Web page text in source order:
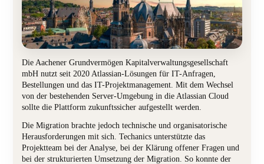
Die Aachener Grundvermögen Kapitalverwaltungsgesellschaft
mbH nutzt seit 2020 Atlassian-Lösungen für IT-Anfragen,
Bestellungen und das IT-Projektmanagement. Mit dem Wechsel
von der bestehenden Server-Umgebung in die Atlassian Cloud
sollte die Plattform zukunftssicher aufgestellt werden.
Die Migration brachte jedoch technische und organisatorische
Herausforderungen mit sich. Techanics unterstützte das
Projektteam bei der Analyse, bei der Klärung offener Fragen und
bei der strukturierten Umsetzung der Migration. So konnte der